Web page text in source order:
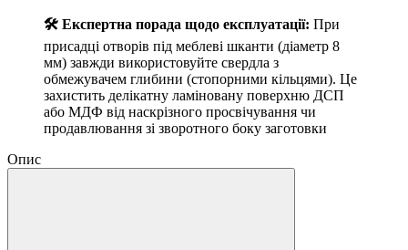
🛠 Експертна порада щодо експлуатації: При
присадці отворів під меблеві шканти (діаметр 8
мм) завжди використовуйте свердла з
обмежувачем глибини (стопорними кільцями). Це
захистить делікатну ламіновану поверхню ДСП
або МДФ від наскрізного просвічування чи
продавлювання зі зворотного боку заготовки
Опис